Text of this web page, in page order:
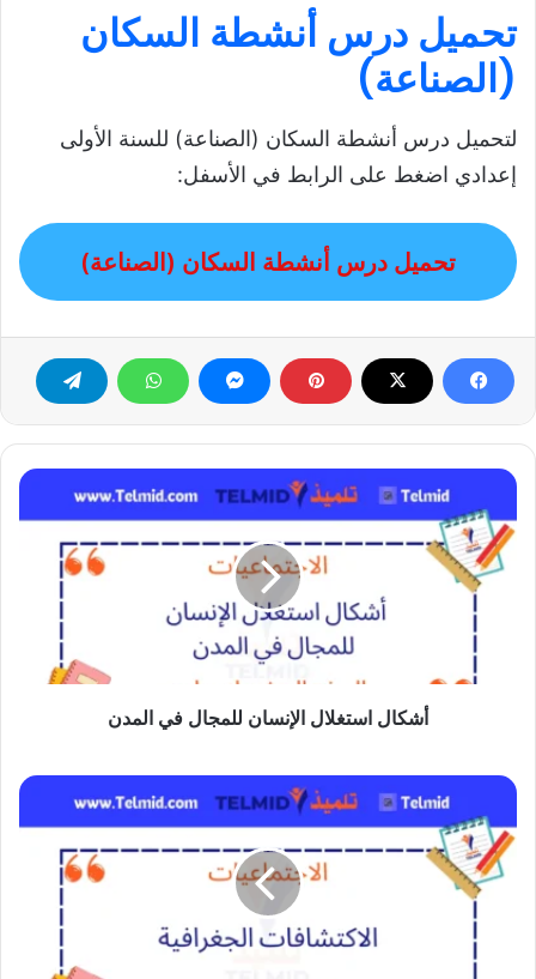
تحميل درس أنشطة السكان
(الصناعة)
لتحميل درس أنشطة السكان (الصناعة) للسنة الأولى
إعدادي اضغط على الرابط في الأسفل:
تحميل درس أنشطة السكان (الصناعة)
أشكال
استغلال
الإنسان
للمجال
المدن
أشكال استغلال الإنسان للمجال في المدن
الاكتشافات
الجغرافية
الثانية
إعدادي